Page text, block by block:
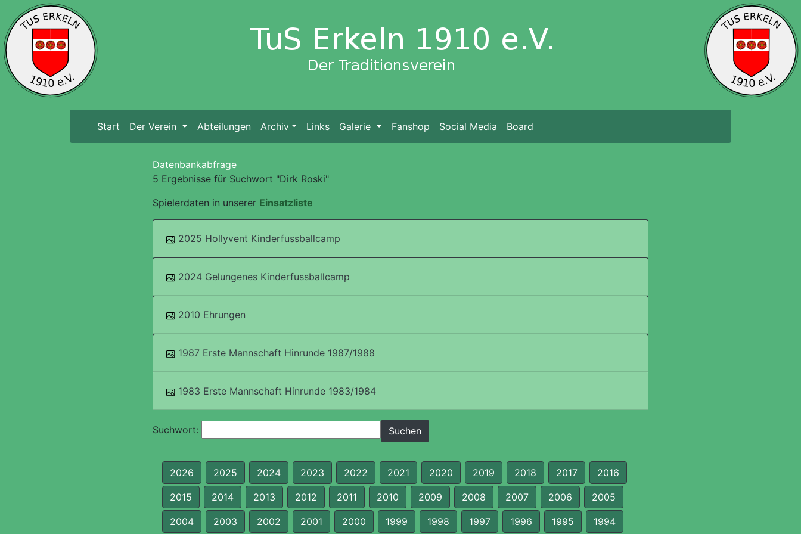
Start (current)
Der Verein Abteilungen Archiv Links Galerie Fanshop Social Media Board
Datenbankabfrage
5 Ergebnisse für Suchwort "Dirk Roski"
Spielerdaten in unserer Einsatzliste
2025 Hollyvent Kinderfussballcamp
2024 Gelungenes Kinderfussballcamp
2010 Ehrungen
1987 Erste Mannschaft Hinrunde 1987/1988
1983 Erste Mannschaft Hinrunde 1983/1984
Suchwort:
2026 2025 2024 2023 2022 2021 2020 2019 2018 2017 2016
2015 2014 2013 2012 2011 2010 2009 2008 2007 2006 2005
2004 2003 2002 2001 2000 1999 1998 1997 1996 1995 1994